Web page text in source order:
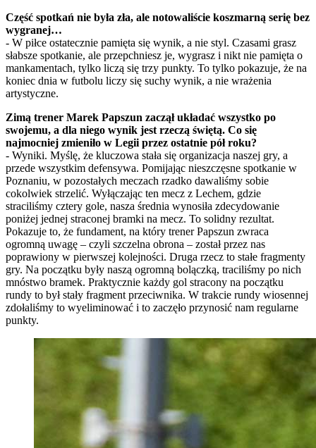
Część spotkań nie była zła, ale notowaliście koszmarną serię bez
wygranej…
- W piłce ostatecznie pamięta się wynik, a nie styl. Czasami grasz
słabsze spotkanie, ale przepchniesz je, wygrasz i nikt nie pamięta o
mankamentach, tylko liczą się trzy punkty. To tylko pokazuje, że na
koniec dnia w futbolu liczy się suchy wynik, a nie wrażenia
artystyczne.
Zimą trener Marek Papszun zaczął układać wszystko po
swojemu, a dla niego wynik jest rzeczą świętą. Co się
najmocniej zmieniło w Legii przez ostatnie pół roku?
- Wyniki. Myślę, że kluczowa stała się organizacja naszej gry, a
przede wszystkim defensywa. Pomijając nieszczęsne spotkanie w
Poznaniu, w pozostałych meczach rzadko dawaliśmy sobie
cokolwiek strzelić. Wyłączając ten mecz z Lechem, gdzie
straciliśmy cztery gole, nasza średnia wynosiła zdecydowanie
poniżej jednej straconej bramki na mecz. To solidny rezultat.
Pokazuje to, że fundament, na który trener Papszun zwraca
ogromną uwagę – czyli szczelna obrona – został przez nas
poprawiony w pierwszej kolejności. Druga rzecz to stałe fragmenty
gry. Na początku były naszą ogromną bolączką, traciliśmy po nich
mnóstwo bramek. Praktycznie każdy gol stracony na początku
rundy to był stały fragment przeciwnika. W trakcie rundy wiosennej
zdołaliśmy to wyeliminować i to zaczęło przynosić nam regularne
punkty.